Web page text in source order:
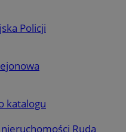
Policji
katalogu
Ruda